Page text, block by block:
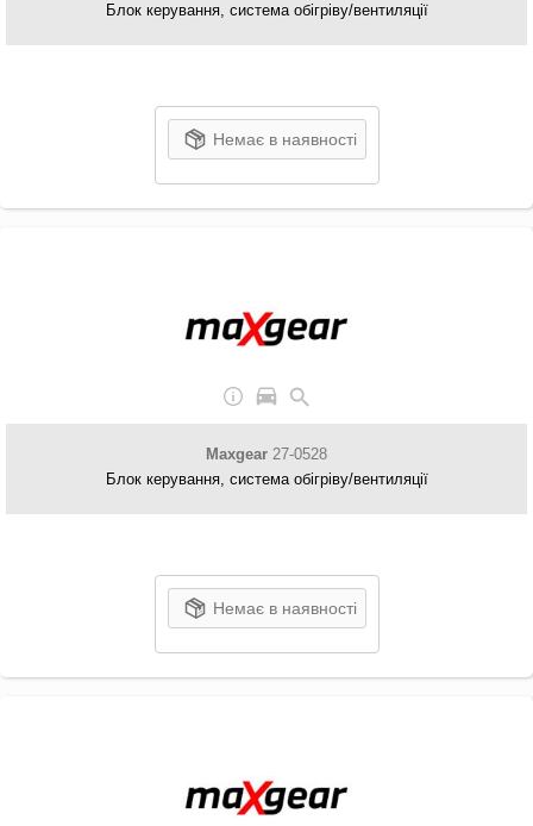
Блок керування, система обігріву/вентиляції
Немає в наявності
Maxgear 27-0528
Блок керування, система обігріву/вентиляції
Немає в наявності